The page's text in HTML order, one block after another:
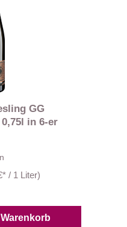
GG
0,75l in 6-er
/ 1 Liter)
Warenkorb